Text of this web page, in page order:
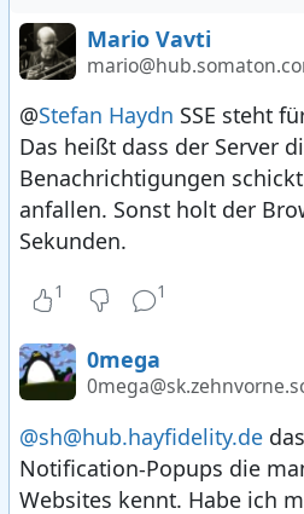
Mario Vavti
@Stefan Haydn SSE steht
Das heißt dass der Server
Benachrichtigungen
anfallen. Sonst holt der
Sekunden.
1 1
0mega
@sh@hub.hayfidelity.de
Notification-Popups die
Websites kennt. Habe ich